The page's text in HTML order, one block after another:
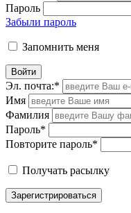
Пароль
Забыли пароль
Запомнить меня
Войти
Эл. почта:*
Имя
Фамилия
Пароль*
Повторите пароль*
Получать расылку
Зарегистрироваться